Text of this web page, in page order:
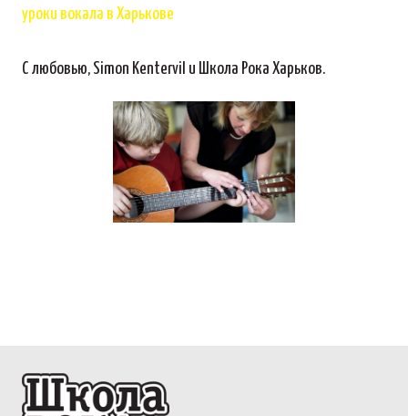
уроки вокала в Харькове
С любовью, Simon Kentervil и Школа Рока Харьков.